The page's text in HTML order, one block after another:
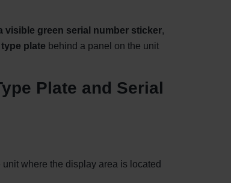
International: Privacy Policy
AG: Datenschutz
visible green serial number sticker,
type plate behind a panel on the unit
Plate and Serial
unit where the display area is located